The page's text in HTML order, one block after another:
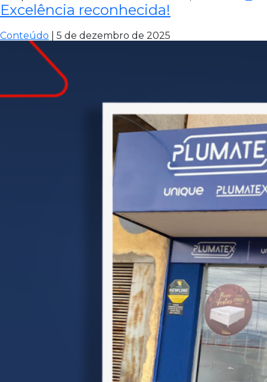
Excelência reconhecida!
Conteúdo 5 de dezembro de 2025